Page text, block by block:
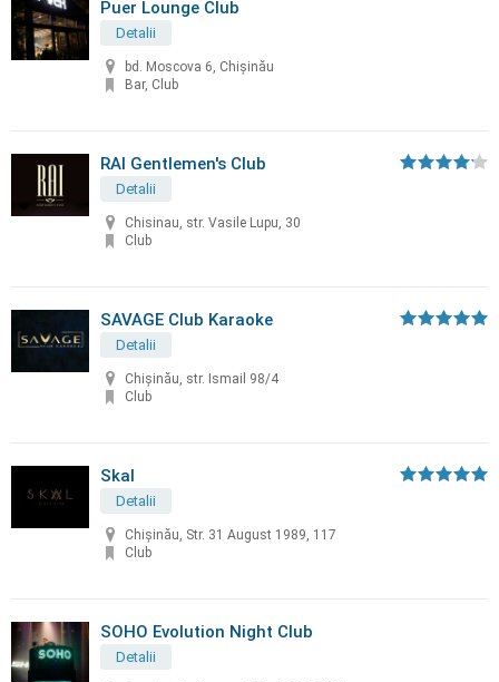
Puer Lounge Club
Detalii
bd. Moscova 6, Chișinău
Bar, Club
RAI Gentlemen's Club
Detalii
Chisinau, str. Vasile Lupu, 30
Club
SAVAGE Club Karaoke
Detalii
Chișinău, str. Ismail 98/4
Club
Skal
Detalii
Chișinău, Str. 31 August 1989, 117
Club
SOHO Evolution Night Club
Detalii